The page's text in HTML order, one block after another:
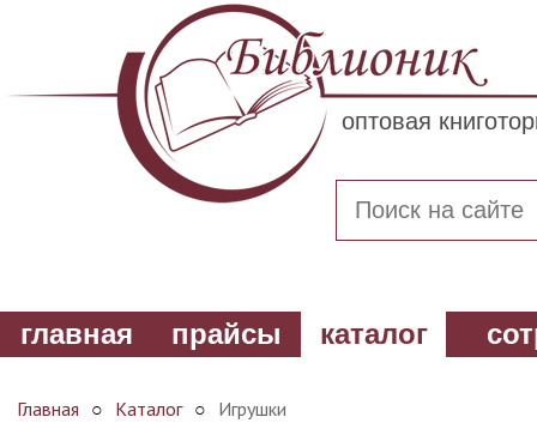
оптовая
главная прайсы каталог
Главная ○ Каталог ○ Игрушки